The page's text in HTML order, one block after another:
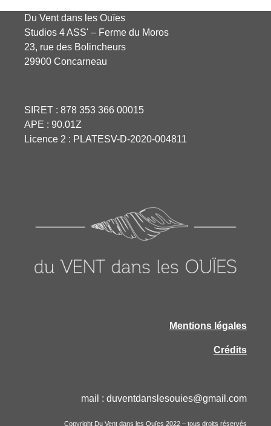
Du Vent dans les Ouïes
Studios 4 ASS' – Ferme du Moros
23, rue des Bolincheurs
29900 Concarneau
SIRET : 878 353 366 00015
APE : 90.01Z
Licence 2 : PLATESV-D-2020-004811
Mentions légales
Crédits
mail : duventdanslesouies@gmail.com
Copyright Du Vent dans les Ouïes 2022 – tous droits réservés